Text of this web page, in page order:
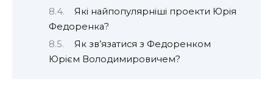
Які найпопулярніші проекти Юрія
Федоренка?
Як зв’язатися з Федоренком
Юрієм Володимировичем?